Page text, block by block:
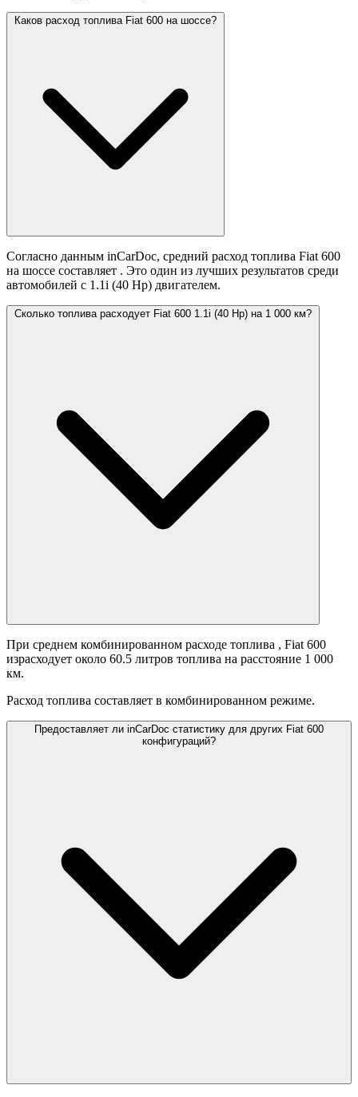
Каков расход топлива Fiat 600 на шоссе?
Согласно данным inCarDoc, средний расход топлива Fiat 600
на шоссе составляет . Это один из лучших результатов среди
автомобилей с 1.1i (40 Hp) двигателем.
Сколько топлива расходует Fiat 600 1.1i (40 Hp) на 1 000 км?
При среднем комбинированном расходе топлива , Fiat 600
израсходует около 60.5 литров топлива на расстояние 1 000
км.
Расход топлива составляет в комбинированном режиме.
Предоставляет ли inCarDoc статистику для других Fiat 600
конфигураций?